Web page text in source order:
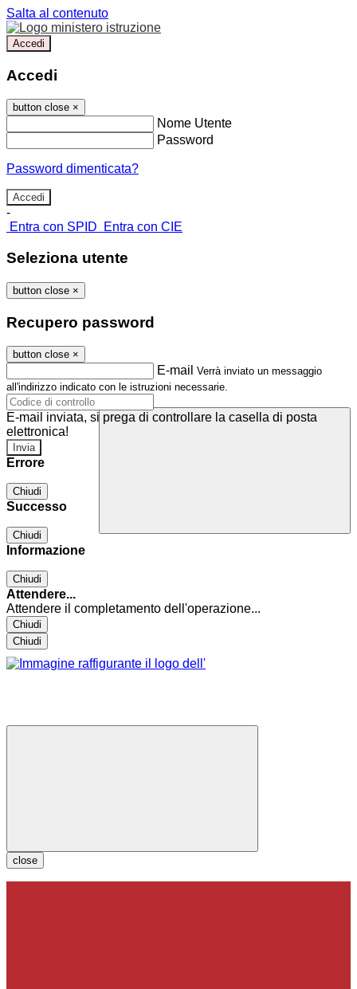
Salta al contenuto
Accedi
Accedi
button close ×
Nome Utente
Password
Password dimenticata?
-
Entra con SPID
Entra con CIE
Seleziona utente
button close ×
Recupero password
button close ×
E-mail Verrà inviato un messaggio
all'indirizzo indicato con le istruzioni necessarie.
E-mail inviata, si prega di controllare la casella di posta
elettronica!
Errore
Chiudi
Successo
Chiudi
Informazione
Chiudi
Attendere...
Attendere il completamento dell'operazione...
Chiudi
Chiudi
close